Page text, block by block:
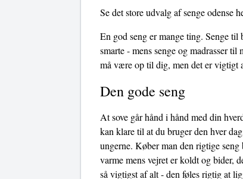
Se det store udvalg af senge odense
En god seng er mange ting. Senge
smarte - mens senge og madrasser
må være op til dig, men det er vigtigt
Den gode seng
At sove går hånd i hånd med din
kan klare til at du bruger den hver
ungerne. Køber man den rigtige
varme mens vejret er koldt og bider,
så vigtigst af alt - den føles rigtig at